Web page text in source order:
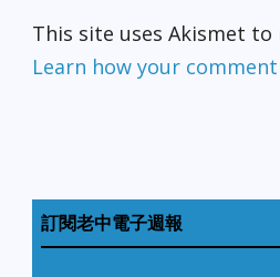
This site uses Akismet to
Learn how your
訂閱老中電子週報